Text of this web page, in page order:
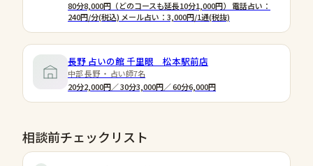
80分8,000円（どのコースも延長10分1,000円） 電話占い：
240円/分(税込) メール占い：3,000円/1通(税抜)
長野 占いの館 千里眼 松本駅前店
中部 長野 ・ 占い師7名
20分2,000円／ 30分3,000円／ 60分6,000円
相談前チェックリスト